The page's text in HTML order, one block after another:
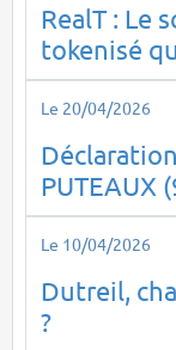
RealT : Le
tokenisé
Le 20/04/2026
PUTEAUX
impôts en
Le 10/04/2026
Dutreil,
?